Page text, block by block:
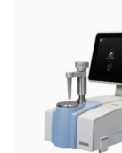
analiza
pomiary w
szybka
obrazowanie
przemysł